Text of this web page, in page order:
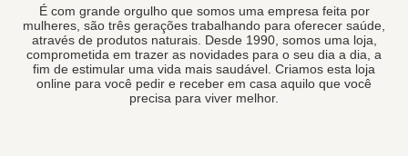
É com grande orgulho que somos uma empresa feita por
mulheres, são três gerações trabalhando para oferecer saúde,
através de produtos naturais. Desde 1990, somos uma loja,
comprometida em trazer as novidades para o seu dia a dia, a
fim de estimular uma vida mais saudável. Criamos esta loja
online para você pedir e receber em casa aquilo que você
precisa para viver melhor.